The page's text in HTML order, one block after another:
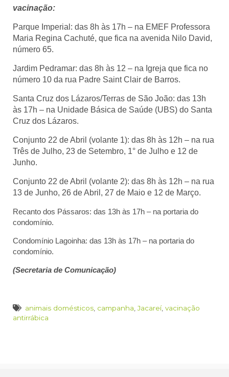
vacinação:
Parque Imperial: das 8h às 17h – na EMEF Professora
Maria Regina Cachuté, que fica na avenida Nilo David,
número 65.
Jardim Pedramar: das 8h às 12 – na Igreja que fica no
número 10 da rua Padre Saint Clair de Barros.
Santa Cruz dos Lázaros/Terras de São João: das 13h
às 17h – na Unidade Básica de Saúde (UBS) do Santa
Cruz dos Lázaros.
Conjunto 22 de Abril (volante 1): das 8h às 12h – na rua
Três de Julho, 23 de Setembro, 1° de Julho e 12 de
Junho.
Conjunto 22 de Abril (volante 2): das 8h às 12h – na rua
13 de Junho, 26 de Abril, 27 de Maio e 12 de Março.
Recanto dos Pássaros: das 13h às 17h – na portaria do
condomínio.
Condomínio Lagoinha: das 13h às 17h – na portaria do
condomínio.
(Secretaria de Comunicação)
animais domésticos, campanha,Jacareí, vacinação
antirrábica